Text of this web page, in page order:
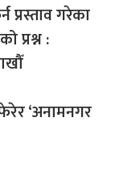
प्रस्ताव गरेका
प्रश्न :
‘अनामनगर